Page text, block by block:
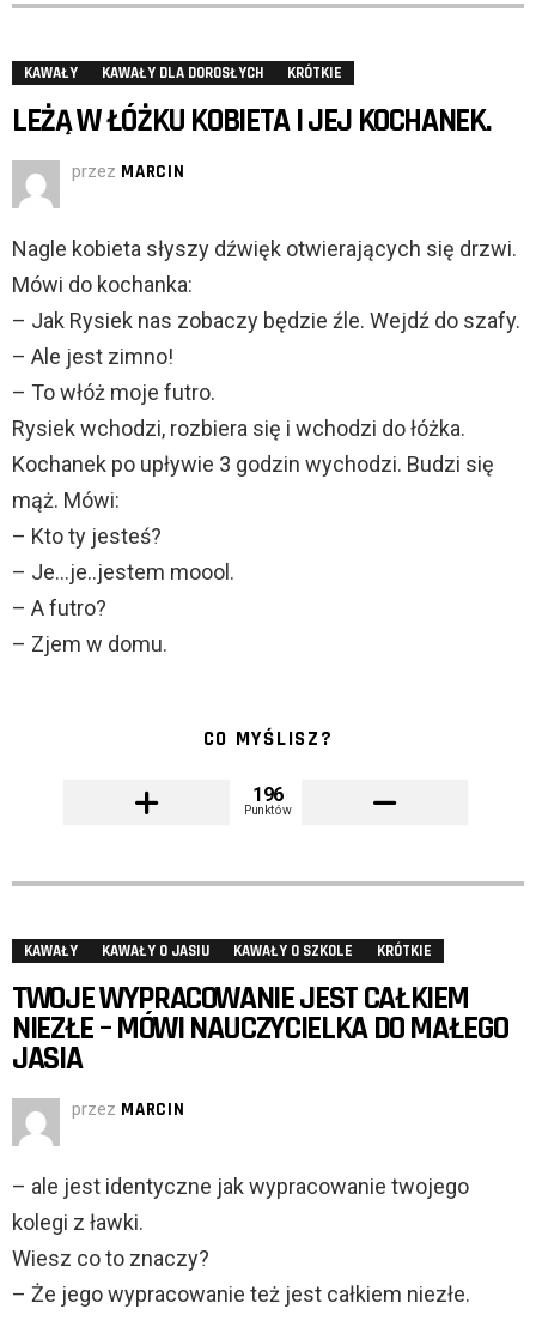
KAWAŁY KAWAŁY DLA DOROSŁYCH KRÓTKIE
LEŻĄ W ŁÓŻKU KOBIETA I JEJ KOCHANEK.
przez MARCIN
Nagle kobieta słyszy dźwięk otwierających się drzwi.
Mówi do kochanka:
– Jak Rysiek nas zobaczy będzie źle. Wejdź do szafy.
– Ale jest zimno!
– To włóż moje futro.
Rysiek wchodzi, rozbiera się i wchodzi do łóżka.
Kochanek po upływie 3 godzin wychodzi. Budzi się
mąż. Mówi:
– Kto ty jesteś?
– Je…je..jestem moool.
– A futro?
– Zjem w domu.
CO MYŚLISZ?
196
Punktów
KAWAŁY KAWAŁY O JASIU KAWAŁY O SZKOLE KRÓTKIE
TWOJE WYPRACOWANIE JEST CAŁKIEM
NIEZŁE – MÓWI NAUCZYCIELKA DO MAŁEGO
JASIA
przez MARCIN
– ale jest identyczne jak wypracowanie twojego
kolegi z ławki.
Wiesz co to znaczy?
– Że jego wypracowanie też jest całkiem niezłe.